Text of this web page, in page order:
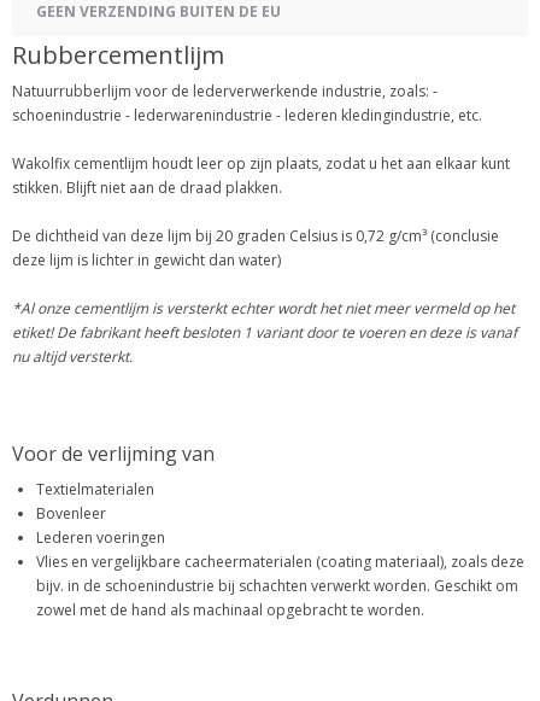
GEEN VERZENDING BUITEN DE EU
Rubbercementlijm
Natuurrubberlijm voor de lederverwerkende industrie, zoals: -
schoenindustrie - lederwarenindustrie - lederen kledingindustrie, etc.
Wakolfix cementlijm houdt leer op zijn plaats, zodat u het aan elkaar kunt
stikken. Blijft niet aan de draad plakken.
De dichtheid van deze lijm bij 20 graden Celsius is 0,72 g/cm³ (conclusie
deze lijm is lichter in gewicht dan water)
*Al onze cementlijm is versterkt echter wordt het niet meer vermeld op het
etiket! De fabrikant heeft besloten 1 variant door te voeren en deze is vanaf
nu altijd versterkt.
Voor de verlijming van
Textielmaterialen
Bovenleer
Lederen voeringen
Vlies en vergelijkbare cacheermaterialen (coating materiaal), zoals deze
bijv. in de schoenindustrie bij schachten verwerkt worden. Geschikt om
zowel met de hand als machinaal opgebracht te worden.